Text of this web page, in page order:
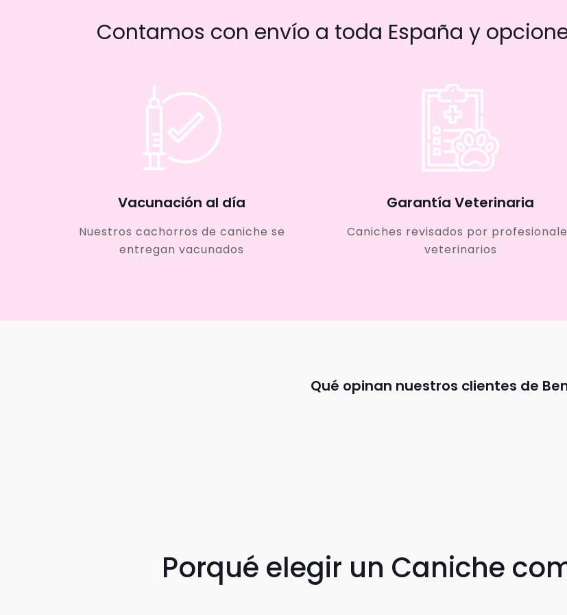
Contamos con envío a toda España y
Vacunación al día
Nuestros cachorros de caniche se
entregan vacunados
Garantía Veterinaria
Caniches revisados por
veterinarios
Qué opinan nuestros clientes de
Porqué elegir un Caniche